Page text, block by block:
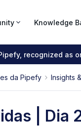
Knowledge
recognized as
da Pipefy Insights
| Dia